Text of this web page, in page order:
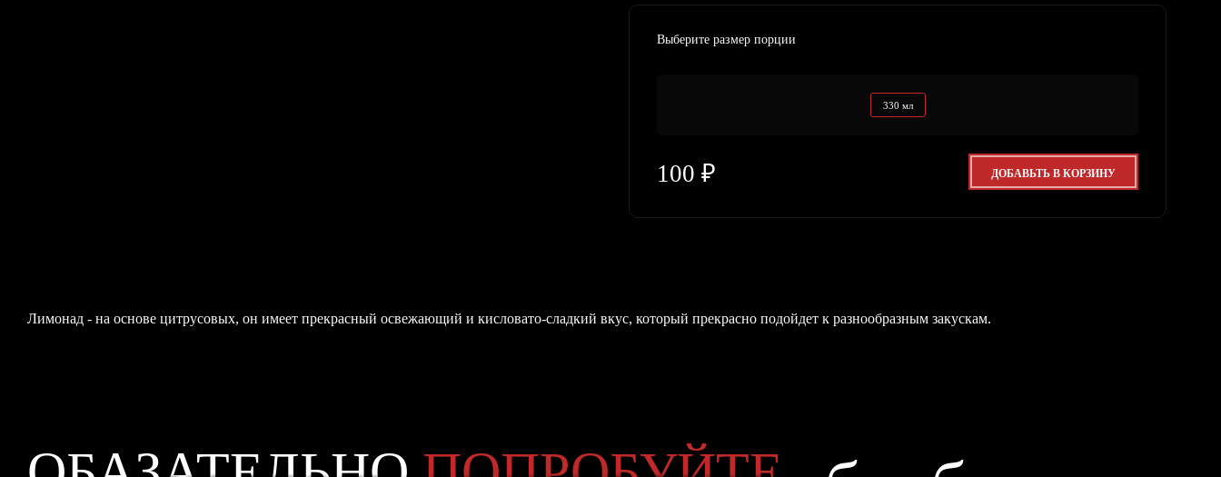
Выберите размер порции
330 мл
100 ₽ ДОБАВЬТЬ В КОРЗИНУ
Лимонад - на основе цитрусовых, он имеет прекрасный освежающий и кисловато-сладкий вкус, который прекрасно подойдет к разнообразным закускам.